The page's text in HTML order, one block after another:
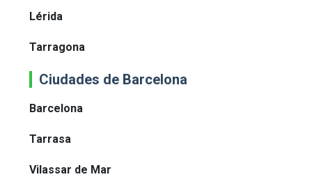
Lérida
Tarragona
Ciudades de Barcelona
Barcelona
Tarrasa
Vilassar de Mar